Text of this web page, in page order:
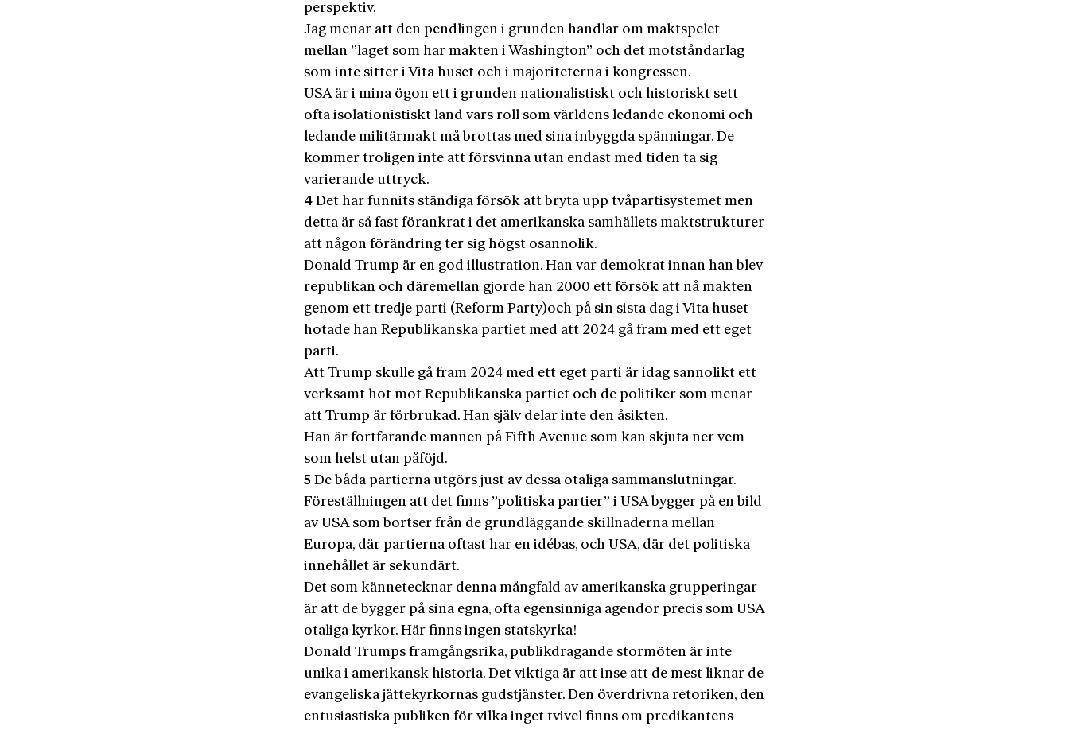
perspektiv.
Jag menar att den pendlingen i grunden handlar om maktspelet
mellan ”laget som har makten i Washington” och det motståndarlag
som inte sitter i Vita huset och i majoriteterna i kongressen.
USA är i mina ögon ett i grunden nationalistiskt och historiskt sett
ofta isolationistiskt land vars roll som världens ledande ekonomi och
ledande militärmakt må brottas med sina inbyggda spänningar. De
kommer troligen inte att försvinna utan endast med tiden ta sig
varierande uttryck.
4 Det har funnits ständiga försök att bryta upp tvåpartisystemet men
detta är så fast förankrat i det amerikanska samhällets maktstrukturer
att någon förändring ter sig högst osannolik.
Donald Trump är en god illustration. Han var demokrat innan han blev
republikan och däremellan gjorde han 2000 ett försök att nå makten
genom ett tredje parti (Reform Party)och på sin sista dag i Vita huset
hotade han Republikanska partiet med att 2024 gå fram med ett eget
parti.
Att Trump skulle gå fram 2024 med ett eget parti är idag sannolikt ett
verksamt hot mot Republikanska partiet och de politiker som menar
att Trump är förbrukad. Han själv delar inte den åsikten.
Han är fortfarande mannen på Fifth Avenue som kan skjuta ner vem
som helst utan påföjd.
5 De båda partierna utgörs just av dessa otaliga sammanslutningar.
Föreställningen att det finns ”politiska partier” i USA bygger på en bild
av USA som bortser från de grundläggande skillnaderna mellan
Europa, där partierna oftast har en idébas, och USA, där det politiska
innehållet är sekundärt.
Det som kännetecknar denna mångfald av amerikanska grupperingar
är att de bygger på sina egna, ofta egensinniga agendor precis som USA
otaliga kyrkor. Här finns ingen statskyrka!
Donald Trumps framgångsrika, publikdragande stormöten är inte
unika i amerikansk historia. Det viktiga är att inse att de mest liknar de
evangeliska jättekyrkornas gudstjänster. Den överdrivna retoriken, den
entusiastiska publiken för vilka inget tvivel finns om predikantens